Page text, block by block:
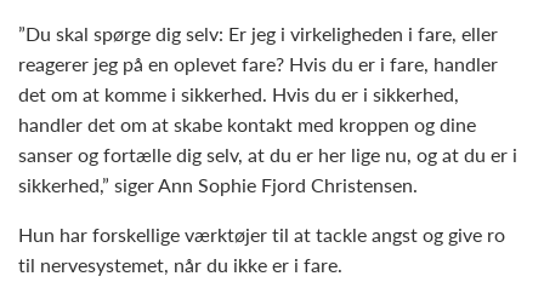
”Du skal spørge dig selv: Er jeg i virkeligheden i fare, eller
reagerer jeg på en oplevet fare? Hvis du er i fare, handler
det om at komme i sikkerhed. Hvis du er i sikkerhed,
handler det om at skabe kontakt med kroppen og dine
sanser og fortælle dig selv, at du er her lige nu, og at du er i
sikkerhed,” siger Ann Sophie Fjord Christensen.
Hun har forskellige værktøjer til at tackle angst og give ro
til nervesystemet, når du ikke er i fare.